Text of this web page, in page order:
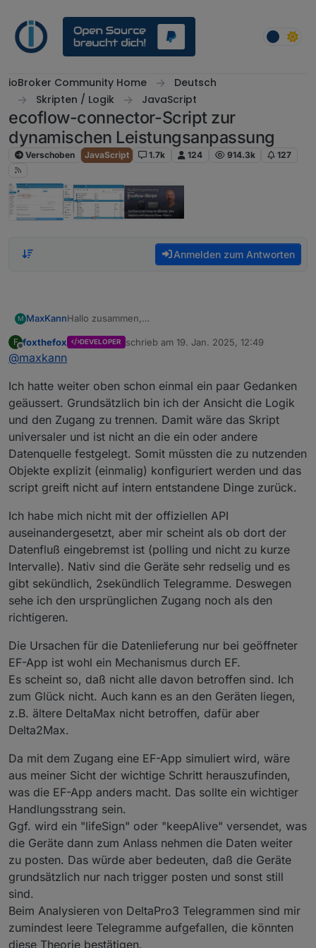
ioBroker Community Home
Deutsch
Skripten / Logik
JavaScript
ecoflow-connector-Script zur
dynamischen Leistungsanpassung
Verschoben JavaScript 1.7k 124 914.3k 127
Anmelden zum Antworten
M MaxKannHallo zusammen,
Mitleser und Praktizierer der ersten Stunde :) Danke
Ich wollte nochmal explizit fragen, wie wir
Uhr in der Ecke und startet regelmäßig die Ecoflow
App. Nicht wirklich eine nachhaltige Lösung.
umzuziehen, z.B. mit Hilfe von dieser Lösung:
https://github.com/CatShape/ioBroker.ecoflow_catsh
VG Max
F
Offline
foxthefox DEVELOPER schrieb am 19. Jan. 2025, 12:49
zuletzt editiert von
@maxkann
Ich hatte weiter oben schon einmal ein paar Gedanken
geäussert. Grundsätzlich bin ich der Ansicht die Logik
und den Zugang zu trennen. Damit wäre das Skript
universaler und ist nicht an die ein oder andere
Datenquelle festgelegt. Somit müssten die zu nutzenden
Objekte explizit (einmalig) konfiguriert werden und das
script greift nicht auf intern entstandene Dinge zurück.
Ich habe mich nicht mit der offiziellen API
auseinandergesetzt, aber mir scheint als ob dort der
Datenfluß eingebremst ist (polling und nicht zu kurze
Intervalle). Nativ sind die Geräte sehr redselig und es
gibt sekündlich, 2sekündlich Telegramme. Deswegen
sehe ich den ursprünglichen Zugang noch als den
richtigeren.
Die Ursachen für die Datenlieferung nur bei geöffneter
EF-App ist wohl ein Mechanismus durch EF.
Es scheint so, daß nicht alle davon betroffen sind. Ich
zum Glück nicht. Auch kann es an den Geräten liegen,
z.B. ältere DeltaMax nicht betroffen, dafür aber
Delta2Max.
Da mit dem Zugang eine EF-App simuliert wird, wäre
aus meiner Sicht der wichtige Schritt herauszufinden,
was die EF-App anders macht. Das sollte ein wichtiger
Handlungsstrang sein.
Ggf. wird ein "lifeSign" oder "keepAlive" versendet, was
die Geräte dann zum Anlass nehmen die Daten weiter
zu posten. Das würde aber bedeuten, daß die Geräte
grundsätzlich nur nach trigger posten und sonst still
sind.
Beim Analysieren von DeltaPro3 Telegrammen sind mir
zumindest leere Telegramme aufgefallen, die könnten
diese Theorie bestätigen.